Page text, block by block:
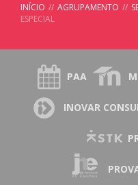
INÍCIO // AGRUPAMENTO //
ESPECIAL
PAA
INOVAR